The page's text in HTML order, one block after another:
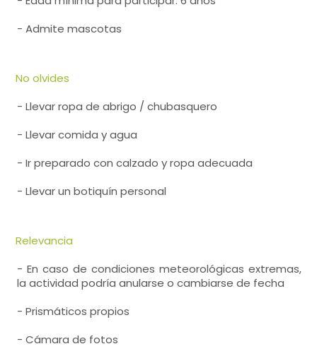
- Admite mascotas
No olvides
- Llevar ropa de abrigo / chubasquero
- Llevar comida y agua
- Ir preparado con calzado y ropa adecuada
- Llevar un botiquín personal
Relevancia
- En caso de condiciones meteorológicas extremas,
la actividad podría anularse o cambiarse de fecha
- Prismáticos propios
- Cámara de fotos